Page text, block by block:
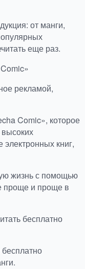
от манги,
еще раз.
рекламой,
Comic», которое
электронных книг,
жизнь с помощью
проще и проще в
бесплатно